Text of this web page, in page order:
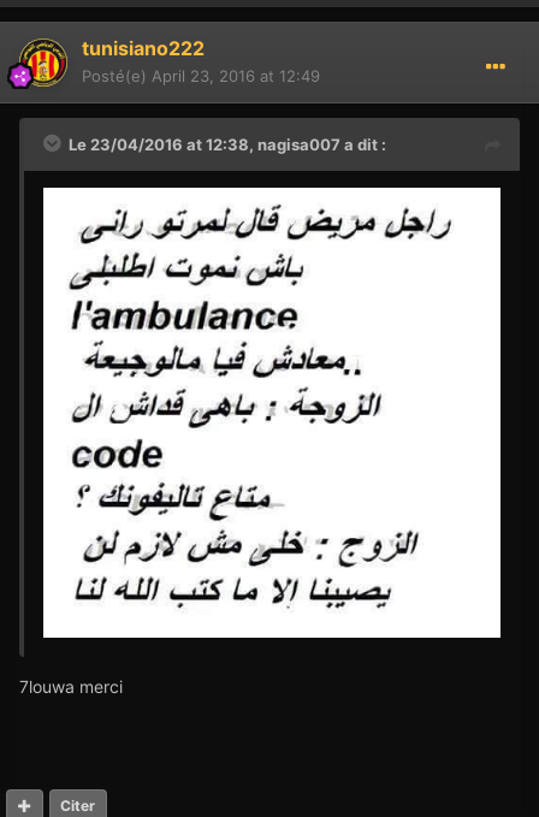
tunisiano222
Posté(e) April 23, 2016 at 12:49
Le 23/04/2016 at 12:38, nagisa007 a dit :
7louwa merci
Citer